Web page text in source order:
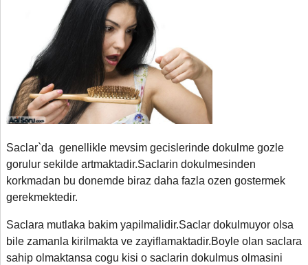
Saclar`da genellikle mevsim gecislerinde dokulme gozle
gorulur sekilde artmaktadir.Saclarin dokulmesinden
korkmadan bu donemde biraz daha fazla ozen gostermek
gerekmektedir.
Saclara mutlaka bakim yapilmalidir.Saclar dokulmuyor olsa
bile zamanla kirilmakta ve zayiflamaktadir.Boyle olan saclara
sahip olmaktansa cogu kisi o saclarin dokulmus olmasini